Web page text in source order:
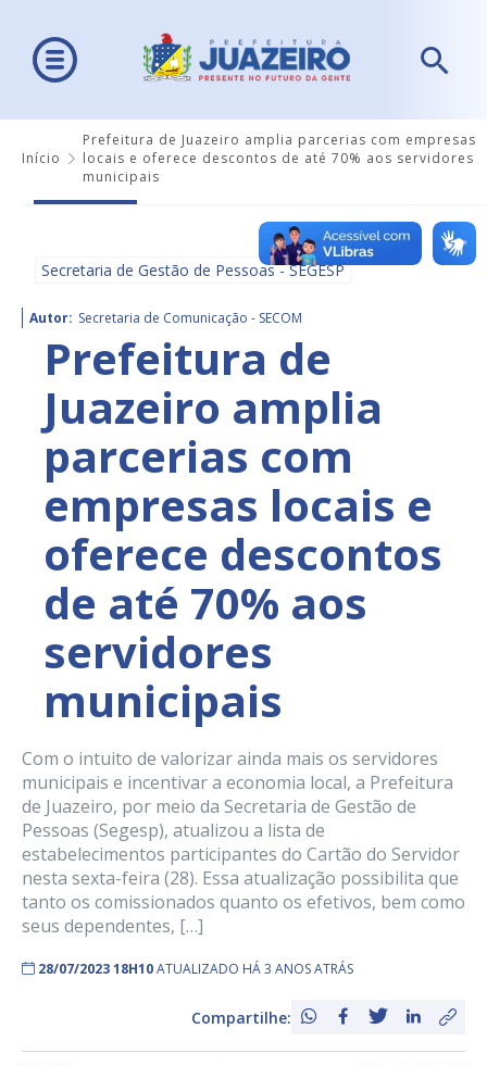
Início
Prefeitura de Juazeiro amplia parcerias com empresas
locais e oferece descontos de até 70% aos servidores
municipais
Secretaria de Gestão de Pessoas - SEGESP
Autor: Secretaria de Comunicação - SECOM
Prefeitura de
Juazeiro amplia
parcerias com
empresas locais e
oferece descontos
de até 70% aos
servidores
municipais
Com o intuito de valorizar ainda mais os servidores
municipais e incentivar a economia local, a Prefeitura
de Juazeiro, por meio da Secretaria de Gestão de
Pessoas (Segesp), atualizou a lista de
estabelecimentos participantes do Cartão do Servidor
nesta sexta-feira (28). Essa atualização possibilita que
tanto os comissionados quanto os efetivos, bem como
seus dependentes, […]
28/07/2023 18H10ATUALIZADO HÁ 3 ANOS ATRÁS
Compartilhe: